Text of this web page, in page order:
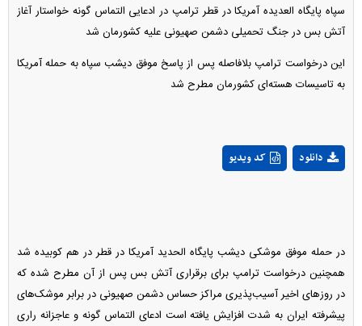
سپاه پایگاه العدیده آمریکا در قطر ترامپ در ادعایی التماس گونه خواستار آغاز
آتش بس در جنگ تحمیلی دشمن صهیونی علیه کشورمان شد
این درخواست ترامپ بلافاصله پس از پاسخ موفق دیشب سپاه به حمله آمریکا
به تاسیسات هسته‌ای کشورمان مطرح شد
Playکد ویدیو دانلود
در حمله موفق موشکی دیشب پایگاه الحدید آمریکا در قطر در هم کوبیده شد
همچنین درخواست ترامپ برای برقراری آتش بس پس از آن مطرح شده که
در روز‌های اخیر آسیب‌پذیری مراکز حساس دشمن صهیونی در برابر موشک‌های
پیشرفته ایران به شدت افزایش یافته است ادعای التماس گونه و عاجزانه راری